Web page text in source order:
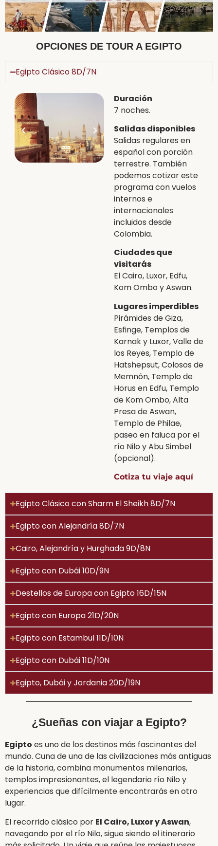
OPCIONES DE TOUR A EGIPTO
Egipto Clásico 8D/7N
Duración
7 noches.
Salidas disponibles
Salidas regulares en
español con porción
terrestre. También
podemos cotizar este
programa con vuelos
internos e
internacionales
incluidos desde
Colombia.
Ciudades que
visitarás
El Cairo, Luxor, Edfu,
Kom Ombo y Aswan.
Lugares imperdibles
Pirámides de Giza,
Esfinge, Templos de
Karnak y Luxor, Valle de
los Reyes, Templo de
Hatshepsut, Colosos de
Memnón, Templo de
Horus en Edfu, Templo
de Kom Ombo, Alta
Presa de Aswan,
Templo de Philae,
paseo en faluca por el
río Nilo y Abu Simbel
(opcional).
Cotiza tu viaje aquí
Egipto Clásico con Sharm El Sheikh 8D/7N
Egipto con Alejandría 8D/7N
Cairo, Alejandría y Hurghada 9D/8N
Egipto con Dubái 10D/9N
Destellos de Europa con Egipto 16D/15N
Egipto con Europa 21D/20N
Egipto con Estambul 11D/10N
Egipto con Dubái 11D/10N
Egipto, Dubái y Jordania 20D/19N
¿Sueñas con viajar a Egipto?
Egipto es uno de los destinos más fascinantes del
mundo. Cuna de una de las civilizaciones más antiguas
de la historia, combina monumentos milenarios,
templos impresionantes, el legendario río Nilo y
experiencias que difícilmente encontrarás en otro
lugar.
El recorrido clásico por El Cairo, Luxor y Aswan,
navegando por el río Nilo, sigue siendo el itinerario